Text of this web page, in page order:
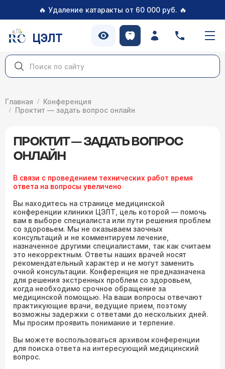
🔥 Удаление катаракты от 60 000 руб. 🔥
ЦЭЛТ
Главная
Конференция
Проктит — задать вопрос онлайн
ПРОКТИТ — ЗАДАТЬ ВОПРОС
ОНЛАЙН
В связи с проведением технических работ время
ответа на вопросы увеличено
Вы находитесь на странице медицинской
конференции клиники ЦЭЛТ, цель которой — помочь
вам в выборе специалиста или пути решения проблем
со здоровьем. Мы не оказываем заочных
консультаций и не комментируем лечение,
назначенное другими специалистами, так как считаем
это некорректным. Ответы наших врачей носят
рекомендательный характер и не могут заменить
очной консультации. Конференция не предназначена
для решения экстренных проблем со здоровьем,
когда необходимо срочное обращение за
медицинской помощью. На ваши вопросы отвечают
практикующие врачи, ведущие прием, поэтому
возможны задержки с ответами до нескольких дней.
Мы просим проявить понимание и терпение.
Вы можете воспользоваться архивом конференции
для поиска ответа на интересующий медицинский
вопрос.